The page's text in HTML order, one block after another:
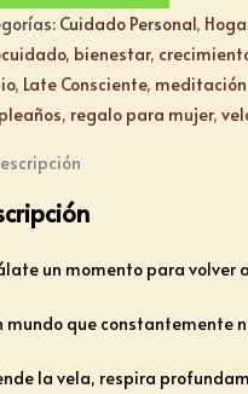
Cuidado Personal,
, bienestar,
, Late Consciente, meditación
, regalo para mujer,
un momento para volver
mundo que
la vela, respira